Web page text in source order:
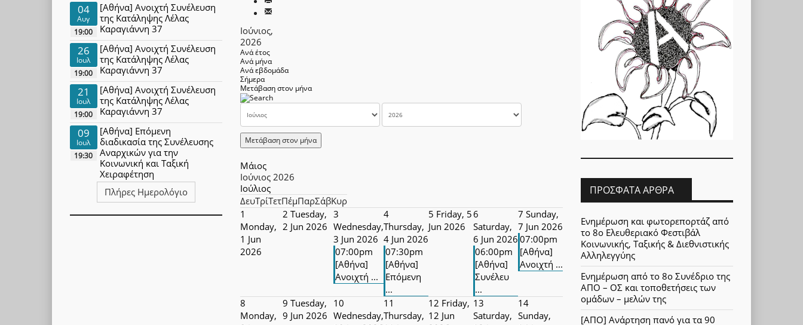
Ιούνιος,
2026
Ανά έτος
Ανά μήνα
Ανά εβδομάδα
Σήμερα
Μετάβαση στον μήνα
Μετάβαση στον μήνα
Μάιος
Ιούνιος 2026
Ιούλιος
ΔευΤρίΤετΠέμΠαρΣάβΚυρ
1
Monday,
1 Jun
2026
2 Tuesday,
2 Jun 2026
3
Wednesday,
3 Jun 2026
07:00pm
[Αθήνα]
Ανοιχτή ...
4
Thursday,
4 Jun 2026
07:30pm
[Αθήνα]
Επόμενη
...
5 Friday, 5
Jun 2026
6
Saturday,
6 Jun 2026
06:00pm
[Αθήνα]
Συνέλευ
...
7 Sunday,
7 Jun 2026
07:00pm
[Αθήνα]
Ανοιχτή ...
8
Monday,
9 Tuesday,
9 Jun 2026
10
Wednesday,
11
Thursday,
12 Friday,
12 Jun
13
Saturday,
14
Sunday,
04
Αυγ
19:00
[Αθήνα] Ανοιχτή Συνέλευση
της Κατάληψης Λέλας
Καραγιάννη 37
26
Ιουλ
19:00
[Αθήνα] Ανοιχτή Συνέλευση
της Κατάληψης Λέλας
Καραγιάννη 37
21
Ιουλ
19:00
[Αθήνα] Ανοιχτή Συνέλευση
της Κατάληψης Λέλας
Καραγιάννη 37
09
Ιουλ
19:30
[Αθήνα] Επόμενη
διαδικασία της Συνέλευσης
Αναρχικών για την
Κοινωνική και Ταξική
Χειραφέτηση
Πλήρες Ημερολόγιο
ΠΡΌΣΦΑΤΑ ΆΡΘΡΑ
Ενημέρωση και φωτορεπορτάζ από
το 8ο Ελευθεριακό Φεστιβάλ
Κοινωνικής, Ταξικής & Διεθνιστικής
Αλληλεγγύης
Ενημέρωση από το 8ο Συνέδριο της
ΑΠΟ – ΟΣ και τοποθετήσεις των
ομάδων – μελών της
[ΑΠΟ] Ανάρτηση πανό για τα 90